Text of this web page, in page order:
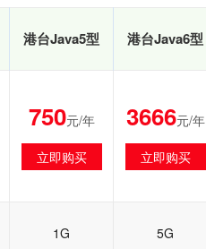
港台Java5型 港台Java6型
750元/年
立即购买
3666元/年
立即购买
1G 5G